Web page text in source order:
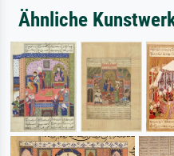
Ähnliche